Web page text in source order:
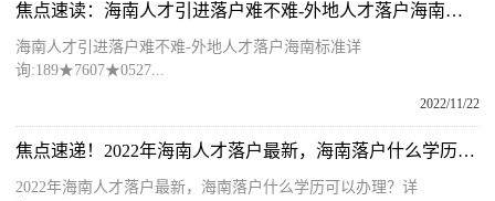
焦点速读：海南人才引进落户难不难-外地人才落户海南标准
海南人才引进落户难不难-外地人才落户海南标准详
询:189★7607★0527...
2022/11/22
焦点速递！2022年海南人才落户最新，海南落户什么学历可以办理？
2022年海南人才落户最新，海南落户什么学历可以办理？详